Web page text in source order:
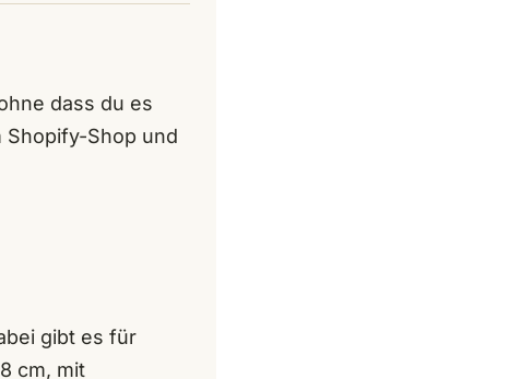
dass du es
Shopify-Shop und
gibt es für
cm, mit